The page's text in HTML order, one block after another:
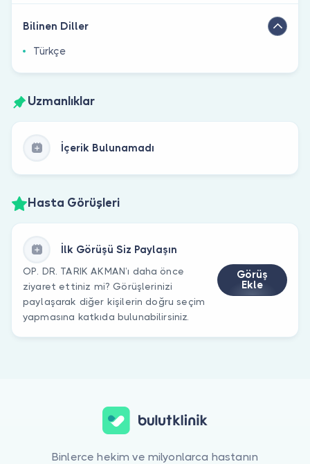
Bilinen Diller
Türkçe
Uzmanlıklar
İçerik Bulunamadı
Hasta Görüşleri
İlk Görüşü Siz Paylaşın
OP. DR. TARIK AKMAN’ı daha önce
ziyaret ettiniz mi? Görüşlerinizi
paylaşarak diğer kişilerin doğru seçim
yapmasına katkıda bulunabilirsiniz.
Görüş
Ekle
Binlerce hekim ve milyonlarca hastanın